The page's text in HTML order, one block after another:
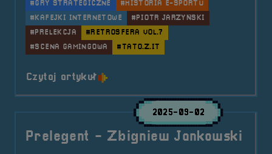
#GRY STRATEGICZNE
#HISTORIA E-SPORTU
#KAFEJKI INTERNETOWE
#PIOTR JARZYŃSKI
#PRELEKCJA
#RETROSFERA VOL.7
#SCENA GAMINGOWA
#TATO.Z.IT
Czytaj artykuło tytule Prelekcja &#8211; E-
2025-09-02
Prelegent - Zbigniew Jankowski